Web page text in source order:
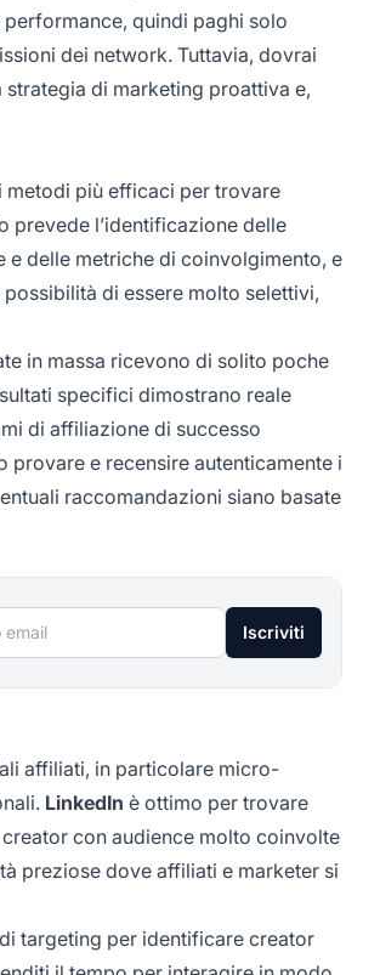
quindi paghi solo
dei network. Tuttavia, dovrai
di marketing proattiva e,
metodi più efficaci per trovare
prevede l’identificazione delle
e delle metriche di coinvolgimento, e
di essere molto selettivi,
in massa ricevono di solito poche
specifici dimostrano reale
di affiliazione di successo
e recensire autenticamente i
raccomandazioni siano basate
Iscriviti
affiliati, in particolare micro-
LinkedIn è ottimo per trovare
con audience molto coinvolte
preziose dove affiliati e marketer si
targeting per identificare creator